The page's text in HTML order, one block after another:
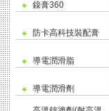
鎳膏360
防卡高科技裝配膏
導電潤滑脂
導電潤滑劑